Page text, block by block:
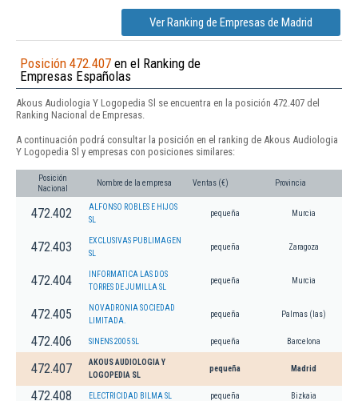
Ver Ranking de Empresas de Madrid
Posición 472.407 en el Ranking de
Empresas Españolas
Akous Audiologia Y Logopedia Sl se encuentra en la posición 472.407 del
Ranking Nacional de Empresas.
A continuación podrá consultar la posición en el ranking de Akous Audiologia
Y Logopedia Sl y empresas con posiciones similares:
Posición
Nacional
Nombre de la empresa Ventas (€) Provincia
472.402
ALFONSO ROBLES E HIJOS
SL
pequeña Murcia
472.403
EXCLUSIVAS PUBLIMAGEN
SL
pequeña Zaragoza
472.404
INFORMATICA LAS DOS
TORRES DE JUMILLA SL
pequeña Murcia
472.405
NOVADRONIA SOCIEDAD
LIMITADA.
pequeña Palmas (las)
472.406 SINENS 2005 SL pequeña Barcelona
472.407
AKOUS AUDIOLOGIA Y
LOGOPEDIA SL
pequeña Madrid
472.408 ELECTRICIDAD BILMA SL pequeña Bizkaia